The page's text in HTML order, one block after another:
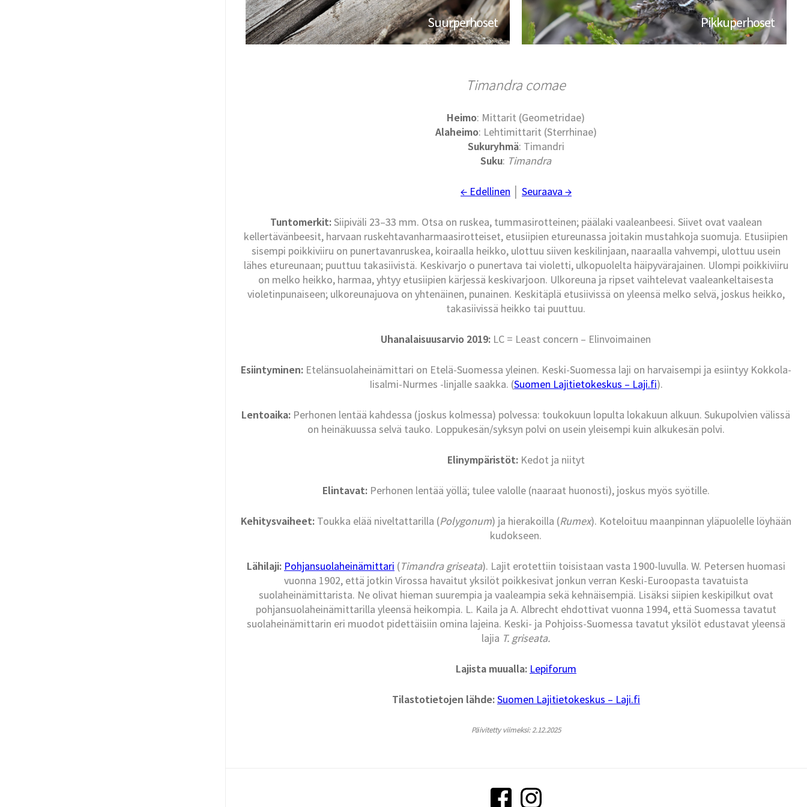
Suurperhoset Pikkuperhoset
Timandra comae
Heimo: Mittarit (Geometridae)
Alaheimo: Lehtimittarit (Sterrhinae)
Sukuryhmä: Timandri
Suku: Timandra
← Edellinen Seuraava →
Tuntomerkit:Siipiväli 23–33 mm. Otsa on ruskea, tummasirotteinen; päälaki vaaleanbeesi. Siivet ovat vaalean
kellertävänbeesit, harvaan ruskehtavanharmaasirotteiset, etusiipien etureunassa joitakin mustahkoja suomuja. Etusiipien
sisempi poikkiviiru on punertavanruskea, koiraalla heikko, ulottuu siiven keskilinjaan, naaraalla vahvempi, ulottuu usein
lähes etureunaan; puuttuu takasiivistä. Keskivarjo o punertava tai violetti, ulkopuolelta häipyvärajainen. Ulompi poikkiviiru
on melko heikko, harmaa, yhtyy etusiipien kärjessä keskivarjoon. Ulkoreuna ja ripset vaihtelevat vaaleankeltaisesta
violetinpunaiseen; ulkoreunajuova on yhtenäinen, punainen. Keskitäplä etusiivissä on yleensä melko selvä, joskus heikko,
takasiivissä heikko tai puuttuu.
Uhanalaisuusarvio 2019: LC = Least concern – Elinvoimainen
Esiintyminen:Etelänsuolaheinämittari on Etelä-Suomessa yleinen. Keski-Suomessa laji on harvaisempi ja esiintyy Kokkola-
Iisalmi-Nurmes -linjalle saakka. (Suomen Lajitietokeskus – Laji.fi).
Lentoaika: Perhonen lentää kahdessa (joskus kolmessa) polvessa: toukokuun lopulta lokakuun alkuun. Sukupolvien välissä
on heinäkuussa selvä tauko. Loppukesän/syksyn polvi on usein yleisempi kuin alkukesän polvi.
Elinympäristöt:Kedot ja niityt
Elintavat:Perhonen lentää yöllä; tulee valolle (naaraat huonosti), joskus myös syötille.
Kehitysvaiheet:Toukka elää niveltattarilla (Polygonum) ja hierakoilla (Rumex). Koteloituu maanpinnan yläpuolelle löyhään
kudokseen.
Lähilaji: Pohjansuolaheinämittari (Timandra griseata). Lajit erotettiin toisistaan vasta 1900-luvulla. W. Petersen huomasi
vuonna 1902, että jotkin Virossa havaitut yksilöt poikkesivat jonkun verran Keski-Euroopasta tavatuista
suolaheinämittarista. Ne olivat hieman suurempia ja vaaleampia sekä kehnäisempiä. Lisäksi siipien keskipilkut ovat
pohjansuolaheinämittarilla yleensä heikompia. L. Kaila ja A. Albrecht ehdottivat vuonna 1994, että Suomessa tavatut
suolaheinämittarin eri muodot pidettäisiin omina lajeina. Keski- ja Pohjoiss-Suomessa tavatut yksilöt edustavat yleensä
lajia T. griseata.
Lajista muualla: Lepiforum
Tilastotietojen lähde:Suomen Lajitietokeskus – Laji.fi
Päivitetty viimeksi: 2.12.2025